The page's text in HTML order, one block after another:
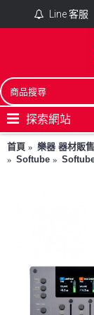
Line 客服
探索網站
首頁 樂器 器材販售
Softube